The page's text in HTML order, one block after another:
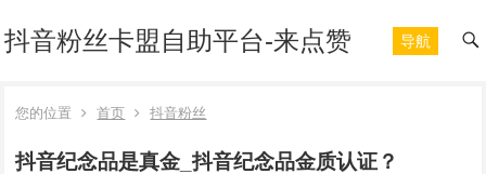
抖音粉丝卡盟自助平台-来点赞 导航
您的位置 首页 抖音粉丝
抖音纪念品是真金_抖音纪念品金质认证？